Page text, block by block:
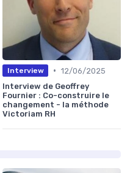
Interview • 12/06/2025
Interview de Geoffrey
Fournier : Co-construire le
changement - la méthode
Victoriam RH